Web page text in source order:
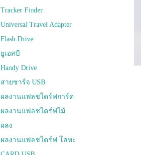
Tracker Finder
Universal Travel Adapter
Flash Drive
ยูเอสบี
Handy Drive
สายชาร์จ USB
ผลงานแฟลชไดร์ฟการ์ด
ผลงานแฟลชไดร์ฟไม้
ผลง
ผลงานแฟลชไดร์ฟ โลหะ